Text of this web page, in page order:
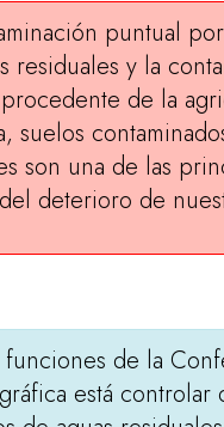
puntual
residuales y la
de la
suelos
son una de las
deterioro de
funciones de la
está controlar